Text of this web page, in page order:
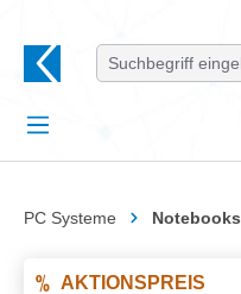
PC Systeme Notebooks
AKTIONSPREIS